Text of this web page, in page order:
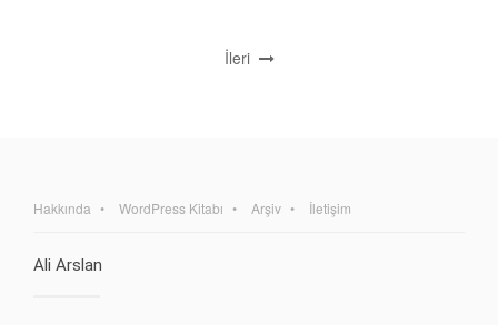
İleri
Hakkında WordPress Kitabı Arşiv İletişim
Ali Arslan